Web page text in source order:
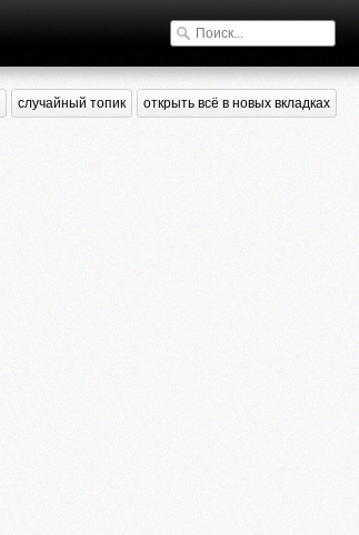
случайный топик открыть всё в новых вкладках